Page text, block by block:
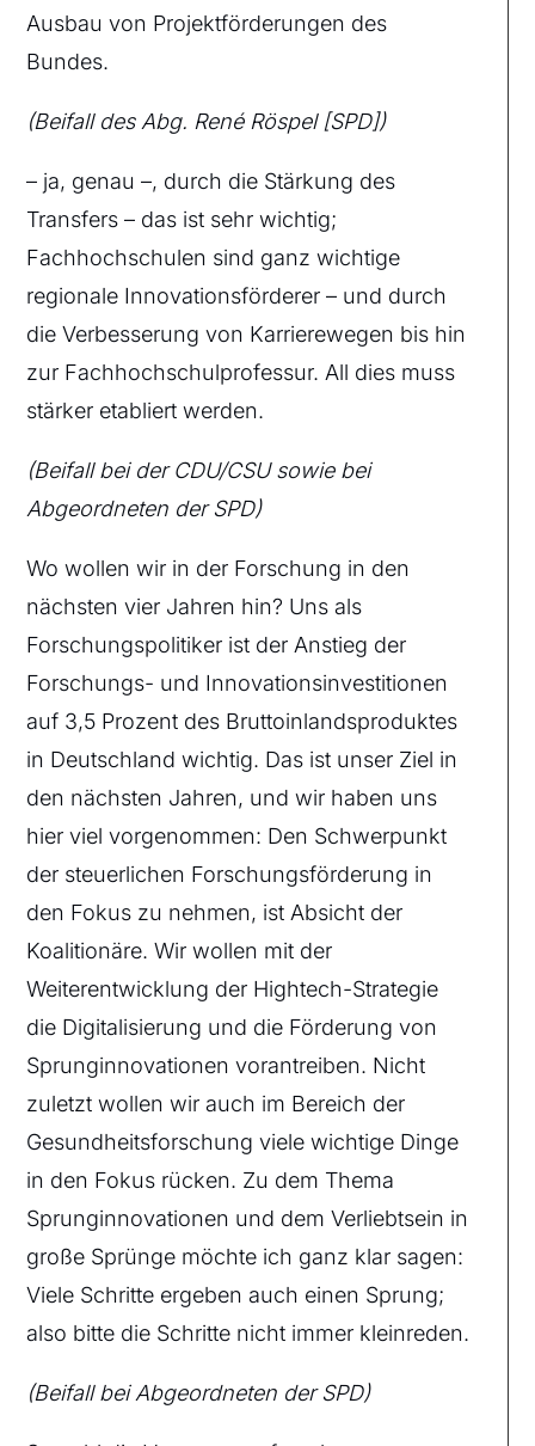
Ausbau von Projektförderungen des
Bundes.
(Beifall des Abg. René Röspel [SPD])
– ja, genau –, durch die Stärkung des
Transfers – das ist sehr wichtig;
Fachhochschulen sind ganz wichtige
regionale Innovationsförderer – und durch
die Verbesserung von Karrierewegen bis hin
zur Fachhochschulprofessur. All dies muss
stärker etabliert werden.
(Beifall bei der CDU/CSU sowie bei
Abgeordneten der SPD)
Wo wollen wir in der Forschung in den
nächsten vier Jahren hin? Uns als
Forschungspolitiker ist der Anstieg der
Forschungs- und Innovationsinvestitionen
auf 3,5 Prozent des Bruttoinlandsproduktes
in Deutschland wichtig. Das ist unser Ziel in
den nächsten Jahren, und wir haben uns
hier viel vorgenommen: Den Schwerpunkt
der steuerlichen Forschungsförderung in
den Fokus zu nehmen, ist Absicht der
Koalitionäre. Wir wollen mit der
Weiterentwicklung der Hightech-Strategie
die Digitalisierung und die Förderung von
Sprunginnovationen vorantreiben. Nicht
zuletzt wollen wir auch im Bereich der
Gesundheitsforschung viele wichtige Dinge
in den Fokus rücken. Zu dem Thema
Sprunginnovationen und dem Verliebtsein in
große Sprünge möchte ich ganz klar sagen:
Viele Schritte ergeben auch einen Sprung;
also bitte die Schritte nicht immer kleinreden.
(Beifall bei Abgeordneten der SPD)